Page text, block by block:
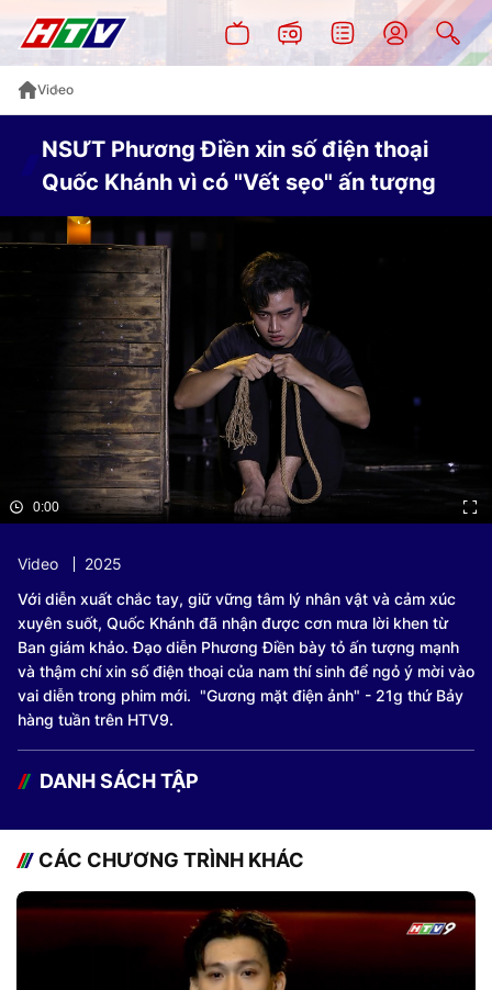
Video
NSƯT Phương Điền xin số điện thoại
Quốc Khánh vì có "Vết sẹo" ấn tượng
0:00
Video
2025
Với diễn xuất chắc tay, giữ vững tâm lý nhân vật và cảm xúc
xuyên suốt, Quốc Khánh đã nhận được cơn mưa lời khen từ
Ban giám khảo. Đạo diễn Phương Điền bày tỏ ấn tượng mạnh
và thậm chí xin số điện thoại của nam thí sinh để ngỏ ý mời vào
vai diễn trong phim mới. "Gương mặt điện ảnh" - 21g thứ Bảy
hàng tuần trên HTV9.
DANH SÁCH TẬP
CÁC CHƯƠNG TRÌNH KHÁC